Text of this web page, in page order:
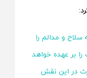
و مدالم را
بر عهده خواهد
در این نقش